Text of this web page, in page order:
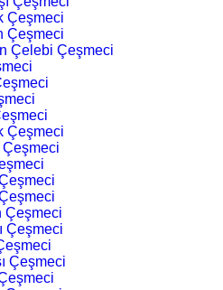
Çeşmeci
Çeşmeci
Çelebi Çeşmeci
Çeşmeci
Çeşmeci
Çeşmeci
Çeşmeci